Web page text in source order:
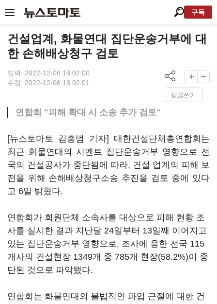
구독
건설업계, 화물연대 집단운송거부에 대
한 손해배상청구 검토
입력: 2022-12-06 18:02:00
수정: 2022-12-06 18:02:01
답글쓰기
연합회 "피해 확대 시 소송 추가 검토"
[뉴스토마토 김충범 기자] 대한건설단체총연합회는
최근 화물연대의 시멘트 집단운송거부 영향으로 전
국의 건설공사가 중단됨에 따라, 건설 업계의 피해 보
전을 위해 손해배상청구소송 추진을 검토 중에 있다
고 6일 밝혔다.
연합회가 회원단체 소속사를 대상으로 피해 현황 조
사를 실시한 결과 지난달 24일부터 13일째 이어지고
있는 집단운송거부 영향으로, 조사에 응한 전국 115
개사의 건설현장 1349개 중 785개 현장(58.2%)이 중
단된 것으로 파악됐다.
연합회는 화물연대의 불법적인 파업 근절에 대한 건